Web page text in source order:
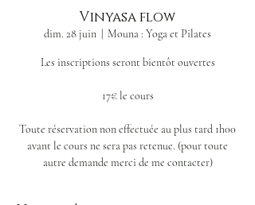
Vinyasa flow
dim. 28 juin Mouna : Yoga et Pilates
Les inscriptions seront bientôt ouvertes
17€ le cours
Toute réservation non effectuée au plus tard 1h00
avant le cours ne sera pas retenue. (pour toute
autre demande merci de me contacter)